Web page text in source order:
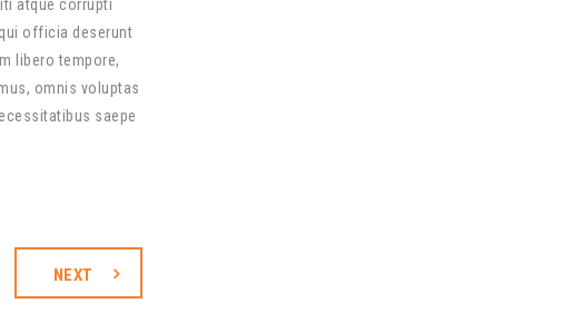
atque corrupti
officia deserunt
libero tempore,
omnis voluptas
saepe
NEXT